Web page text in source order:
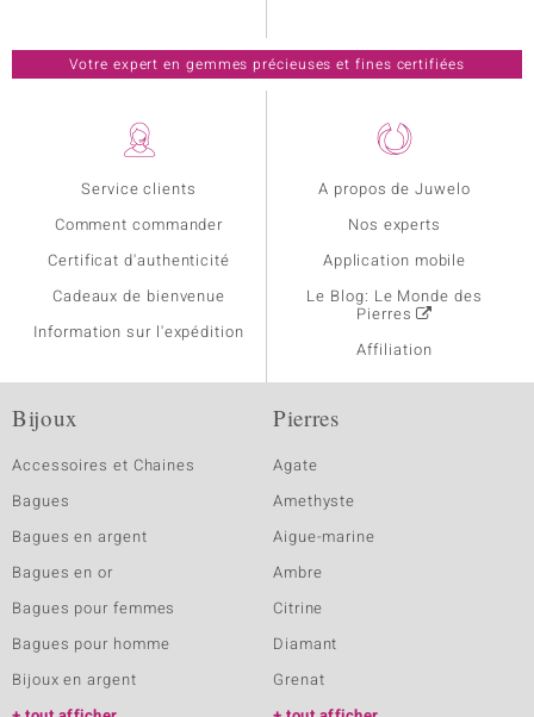
Service clients
Comment commander
Certificat d'authenticité
Cadeaux de bienvenue
Information sur l'expédition
A propos de Juwelo
Nos experts
Application mobile
Le Blog: Le Monde des
Pierres
Affiliation
Votre expert en gemmes précieuses et fines certifiées
Bijoux
Accessoires et Chaines
Bagues
Bagues en argent
Bagues en or
Bagues pour femmes
Bagues pour homme
Bijoux en argent
Pierres
Agate
Amethyste
Aigue-marine
Ambre
Citrine
Diamant
Grenat